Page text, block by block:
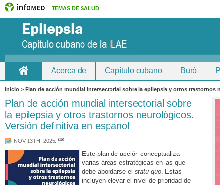
TEMAS DE SALUD
Acerca de Capítulo cubano Buró
Inicio > Plan de acción mundial intersectorial sobre la epilepsia y otros trastornos
Plan de acción mundial intersectorial sobre
la epilepsia y otros trastornos neurológicos.
Versión definitiva en español
NOV 13TH, 2025
Este plan de acción conceptualiza
varias áreas estratégicas en las que
debe abordarse el statu quo. Estas
incluyen elevar el nivel de prioridad de